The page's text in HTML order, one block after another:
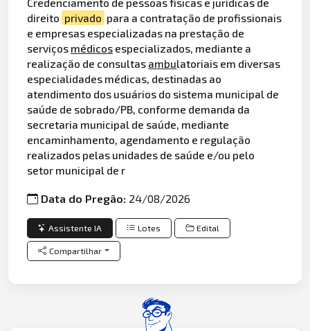
direito privado para a contratação de profissionais
e empresas especializadas na prestação de
serviços médicos especializados, mediante a
realização de consultas ambulatoriais em diversas
especialidades médicas, destinadas ao
atendimento dos usuários do sistema municipal de
saúde de sobrado/PB, conforme demanda da
secretaria municipal de saúde, mediante
encaminhamento, agendamento e regulação
realizados pelas unidades de saúde e/ou pelo
setor municipal de r
Data do Pregão: 24/08/2026
Assistente IA Lotes Edital
Compartilhar